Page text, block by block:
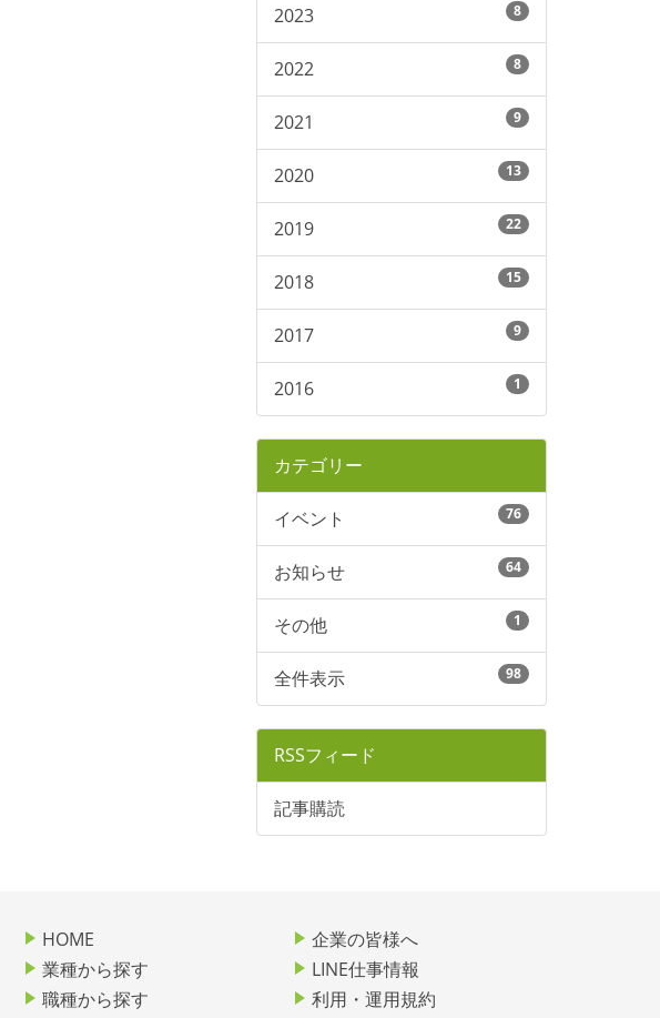
2023 8
2022 8
2021 9
2020 13
2019 22
2018 15
2017 9
2016 1
カテゴリー
イベント 76
お知らせ 64
その他 1
全件表示 98
RSSフィード
記事購読
HOME
業種から探す
職種から探す
企業の皆様へ
LINE仕事情報
利用・運用規約